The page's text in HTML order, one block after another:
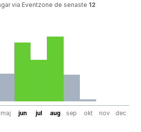
via Eventzone de senaste 12
maj jun jul aug sep okt nov dec